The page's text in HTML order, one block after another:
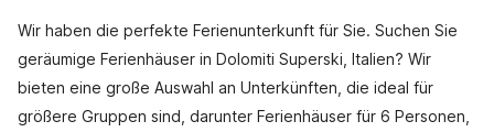
Wir haben die perfekte Ferienunterkunft für Sie. Suchen Sie
geräumige Ferienhäuser in Dolomiti Superski, Italien? Wir
bieten eine große Auswahl an Unterkünften, die ideal für
größere Gruppen sind, darunter Ferienhäuser für 6 Personen,